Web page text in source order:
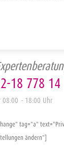
18 778 14
08:00 – 18:00 Uhr
tag="a"
ändern"]